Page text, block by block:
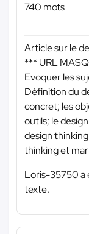
740 mots
Article sur le
*** URL
Evoquer les
Définition du
concret; les
outils; le
design
thinking et
Loris-35750 a
texte.